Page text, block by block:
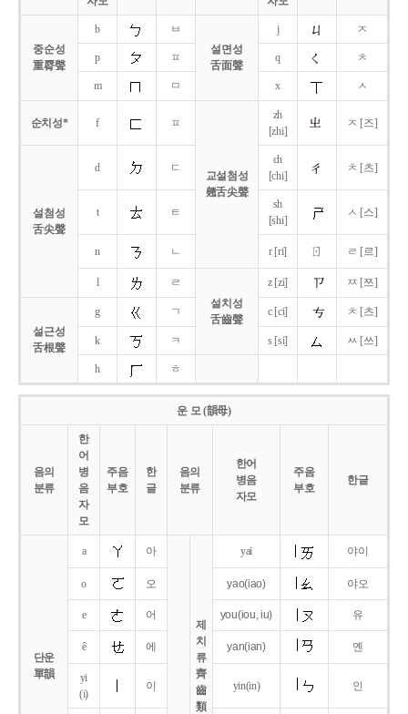
중순성
重脣聲
b
ㅂ
설면성
舌面聲
j ㅈ
p ㅍ q ㅊ
m ㅁ x ㅅ
순치성* f ㅍ
교설첨성
翹舌尖聲
zh
[zhi]
ㅈ [즈]
설첨성
舌尖聲
d ㄷ
ch
[chi]
ㅊ [츠]
t ㅌ
sh
[shi]
ㅅ [스]
n ㄴ r [ri] ㄖ ㄹ [르]
l
ㄹ
설치성
舌齒聲
z [zi] ㅉ [쯔]
설근성
舌根聲
g ㄱ c [ci] ㅊ [츠]
k ㅋ s [si] ㅆ [쓰]
h ㅎ
운 모 (韻母)
음의
분류
한
어
병
음
자
모
주음
부호
한
글
음의
분류
한어
병음
자모
주음
부호
한글
단운
單韻
a 아
제
치
류
齊
齒
類
yai 야이
o 오 yao(iao) 야오
e 어 you(iou,iu) 유
ê 에 yan(ian) 옌
yi
(i)
이 yin(in) 인